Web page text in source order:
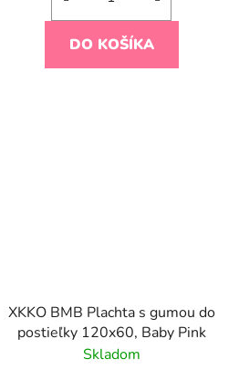
DO KOŠÍKA
XKKO BMB Plachta s gumou do
postieľky 120x60, Baby Pink
Skladom